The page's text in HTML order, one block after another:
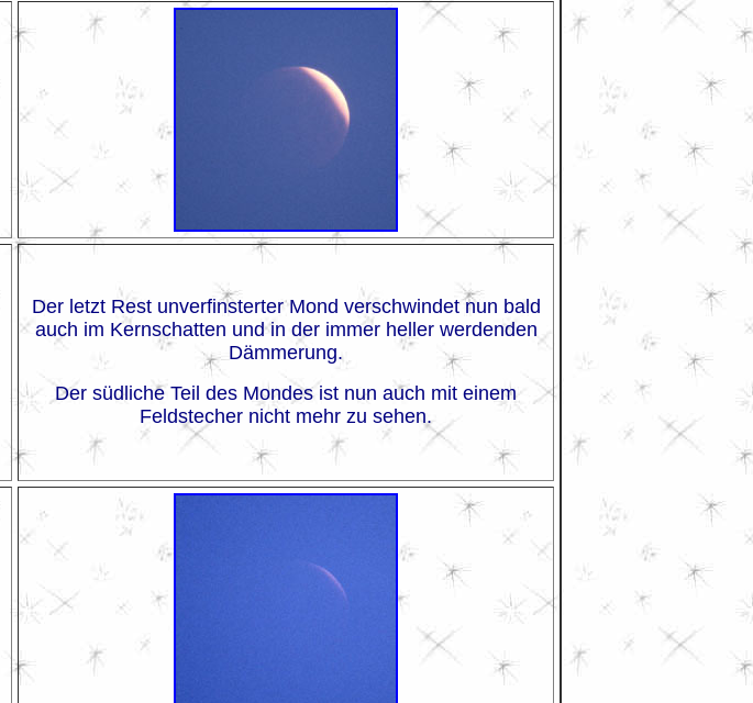
Der letzt Rest unverfinsterter Mond verschwindet nun bald
auch im Kernschatten und in der immer heller werdenden
Dämmerung.
Der südliche Teil des Mondes ist nun auch mit einem
Feldstecher nicht mehr zu sehen.